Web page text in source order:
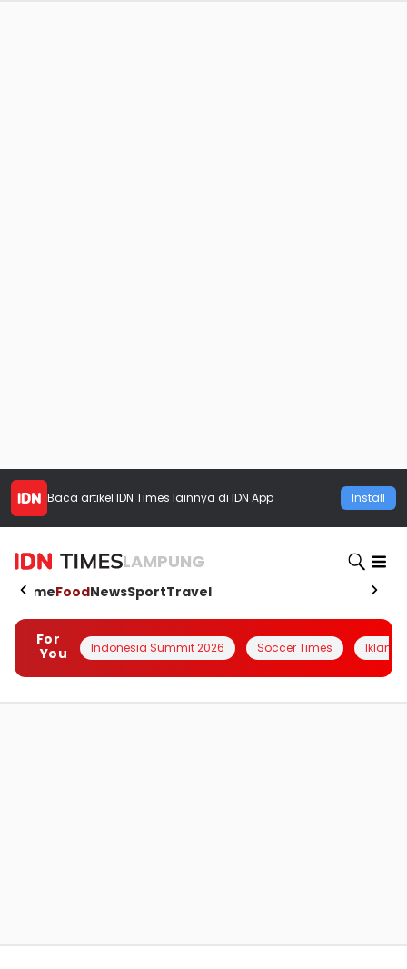
Baca artikel IDN Times lainnya di IDN App Install
LAMPUNG
HomeFoodNewsSportTravel
For
You
Indonesia Summit 2026 Soccer Times Iklanin